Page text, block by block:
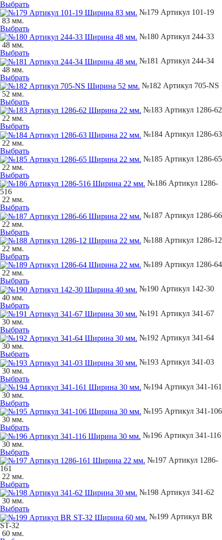
Выбрать
№179 Артикул 101-19
83 мм.
Выбрать
№180 Артикул 244-33
48 мм.
Выбрать
№181 Артикул 244-34
48 мм.
Выбрать
№182 Артикул 705-NS
52 мм.
Выбрать
№183 Артикул 1286-62
22 мм.
Выбрать
№184 Артикул 1286-63
22 мм.
Выбрать
№185 Артикул 1286-65
22 мм.
Выбрать
№186 Артикул 1286-
516
22 мм.
Выбрать
№187 Артикул 1286-66
22 мм.
Выбрать
№188 Артикул 1286-12
22 мм.
Выбрать
№189 Артикул 1286-64
22 мм.
Выбрать
№190 Артикул 142-30
40 мм.
Выбрать
№191 Артикул 341-67
30 мм.
Выбрать
№192 Артикул 341-64
30 мм.
Выбрать
№193 Артикул 341-03
30 мм.
Выбрать
№194 Артикул 341-161
30 мм.
Выбрать
№195 Артикул 341-106
30 мм.
Выбрать
№196 Артикул 341-116
30 мм.
Выбрать
№197 Артикул 1286-
161
22 мм.
Выбрать
№198 Артикул 341-62
30 мм.
Выбрать
№199 Артикул BR
ST-32
60 мм.